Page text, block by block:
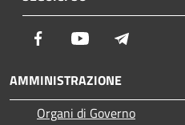
Facebook Youtube
AMMINISTRAZIONE
Organi di Governo